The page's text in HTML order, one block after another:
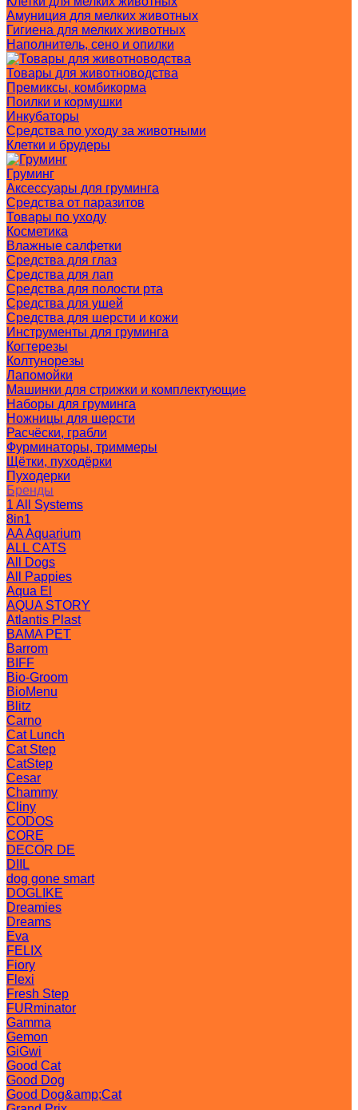
Амуниция для мелких животных
Гигиена для мелких животных
Наполнитель, сено и опилки
Товары для животноводства
Премиксы, комбикорма
Поилки и кормушки
Инкубаторы
Средства по уходу за животными
Клетки и брудеры
Груминг
Аксессуары для груминга
Средства от паразитов
Товары по уходу
Косметика
Влажные салфетки
Средства для глаз
Средства для лап
Средства для полости рта
Средства для ушей
Средства для шерсти и кожи
Инструменты для груминга
Когтерезы
Колтунорезы
Лапомойки
Машинки для стрижки и комплектующие
Наборы для груминга
Ножницы для шерсти
Расчёски, грабли
Фурминаторы, триммеры
Щётки, пуходёрки
Пуходерки
Бренды
1 All Systems
8in1
AA Aquarium
ALL CATS
All Dogs
All Pappies
Aqua El
AQUA STORY
Atlantis Plast
BAMA PET
Barrom
BIFF
Bio-Groom
BioMenu
Blitz
Carno
Cat Lunch
Cat Step
CatStep
Cesar
Chammy
Cliny
CODOS
CORE
DECOR DE
DIIL
dog gone smart
DOGLIKE
Dreamies
Dreams
Eva
FELIX
Fiory
Flexi
Fresh Step
FURminator
Gamma
Gemon
GiGwi
Good Cat
Good Dog
Good Dog&amp;Cat